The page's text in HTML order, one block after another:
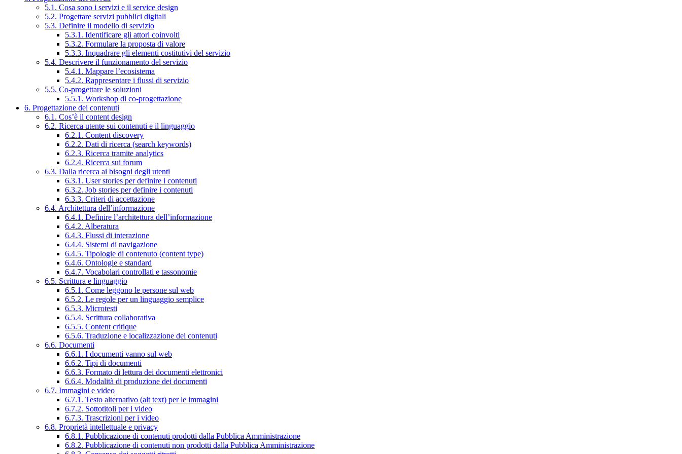
5.1. Cosa sono i servizi e il service design
5.2. Progettare servizi pubblici digitali
5.3. Definire il modello di servizio
5.3.1. Identificare gli attori coinvolti
5.3.2. Formulare la proposta di valore
5.3.3. Inquadrare gli elementi costitutivi del servizio
5.4. Descrivere il funzionamento del servizio
5.4.1. Mappare l’ecosistema
5.4.2. Rappresentare i flussi di servizio
5.5. Co-progettare le soluzioni
5.5.1. Workshop di co-progettazione
6. Progettazione dei contenuti
6.1. Cos’è il content design
6.2. Ricerca utente sui contenuti e il linguaggio
6.2.1. Content discovery
6.2.2. Dati di ricerca (search keywords)
6.2.3. Ricerca tramite analytics
6.2.4. Ricerca sui forum
6.3. Dalla ricerca ai bisogni degli utenti
6.3.1. User stories per definire i contenuti
6.3.2. Job stories per definire i contenuti
6.3.3. Criteri di accettazione
6.4. Architettura dell’informazione
6.4.1. Definire l’architettura dell’informazione
6.4.2. Alberatura
6.4.3. Flussi di interazione
6.4.4. Sistemi di navigazione
6.4.5. Tipologie di contenuto (content type)
6.4.6. Ontologie e standard
6.4.7. Vocabolari controllati e tassonomie
6.5. Scrittura e linguaggio
6.5.1. Come leggono le persone sul web
6.5.2. Le regole per un linguaggio semplice
6.5.3. Microtesti
6.5.4. Scrittura collaborativa
6.5.5. Content critique
6.5.6. Traduzione e localizzazione dei contenuti
6.6. Documenti
6.6.1. I documenti vanno sul web
6.6.2. Tipi di documenti
6.6.3. Formato di lettura dei documenti elettronici
6.6.4. Modalità di produzione dei documenti
6.7. Immagini e video
6.7.1. Testo alternativo (alt text) per le immagini
6.7.2. Sottotitoli per i video
6.7.3. Trascrizioni per i video
6.8. Proprietà intellettuale e privacy
6.8.1. Pubblicazione di contenuti prodotti dalla Pubblica Amministrazione
6.8.2. Pubblicazione di contenuti non prodotti dalla Pubblica Amministrazione